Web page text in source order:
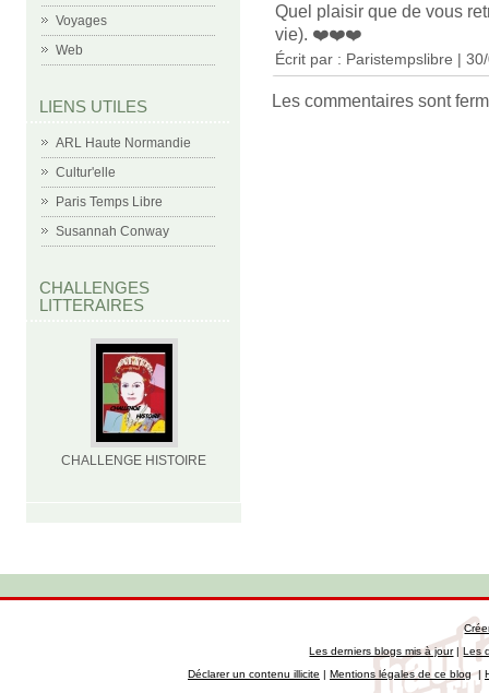
Voyages
Web
LIENS UTILES
ARL Haute Normandie
Cultur'elle
Paris Temps Libre
Susannah Conway
CHALLENGES
LITTERAIRES
CHALLENGE HISTOIRE
Quel plaisir que de vous
vie). ❤️❤️❤️
Écrit par : Paristempslibre |
Les commentaires sont
Les derniers blogs mis à jour|Les
Déclarer un contenu illicite | Mentions légales de ce blog|